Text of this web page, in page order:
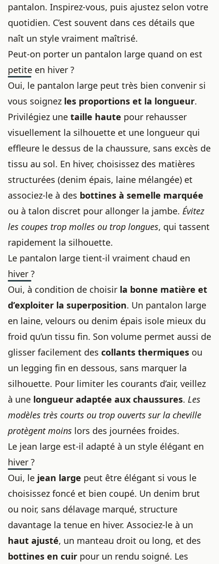
pantalon. Inspirez-vous, puis ajustez selon votre
quotidien. C’est souvent dans ces détails que
naît un style vraiment maîtrisé.
Peut-on porter un pantalon large quand on est
petite en hiver ?
Oui, le pantalon large peut très bien convenir si
vous soignez les proportions et la longueur.
Privilégiez une taille haute pour rehausser
visuellement la silhouette et une longueur qui
effleure le dessus de la chaussure, sans excès de
tissu au sol. En hiver, choisissez des matières
structurées (denim épais, laine mélangée) et
associez-le à des bottines à semelle marquée
ou à talon discret pour allonger la jambe. Évitez
les coupes trop molles ou trop longues, qui tassent
rapidement la silhouette.
Le pantalon large tient-il vraiment chaud en
hiver ?
Oui, à condition de choisir la bonne matière et
d’exploiter la superposition. Un pantalon large
en laine, velours ou denim épais isole mieux du
froid qu’un tissu fin. Son volume permet aussi de
glisser facilement des collants thermiques ou
un legging fin en dessous, sans marquer la
silhouette. Pour limiter les courants d’air, veillez
à une longueur adaptée aux chaussures. Les
modèles très courts ou trop ouverts sur la cheville
protègent moins lors des journées froides.
Le jean large est-il adapté à un style élégant en
hiver ?
Oui, le jean large peut être élégant si vous le
choisissez foncé et bien coupé. Un denim brut
ou noir, sans délavage marqué, structure
davantage la tenue en hiver. Associez-le à un
haut ajusté, un manteau droit ou long, et des
bottines en cuir pour un rendu soigné. Les